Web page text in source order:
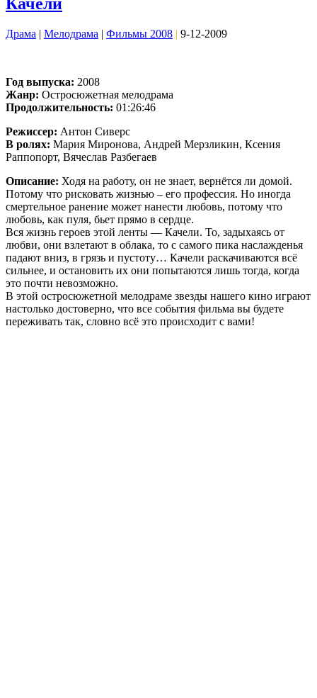
Драма | Мелодрама | Фильмы 2008 | 9-12-2009
Год выпуска: 2008
Жанр: Остросюжетная мелодрама
Продолжительность: 01:26:46
Режиссер: Антон Сиверс
В ролях: Мария Миронова, Андрей Мерзликин, Ксения
Раппопорт, Вячеслав Разбегаев
Описание: Ходя на работу, он не знает, вернётся ли домой.
Потому что рисковать жизнью – его профессия. Но иногда
смертельное ранение может нанести любовь, потому что
любовь, как пуля, бьет прямо в сердце.
Вся жизнь героев этой ленты — Качели. То, задыхаясь от
любви, они взлетают в облака, то с самого пика наслажденья
падают вниз, в грязь и пустоту… Качели раскачиваются всё
сильнее, и остановить их они попытаются лишь тогда, когда
это почти невозможно.
В этой остросюжетной мелодраме звезды нашего кино играют
настолько достоверно, что все события фильма вы будете
переживать так, словно всё это происходит с вами!